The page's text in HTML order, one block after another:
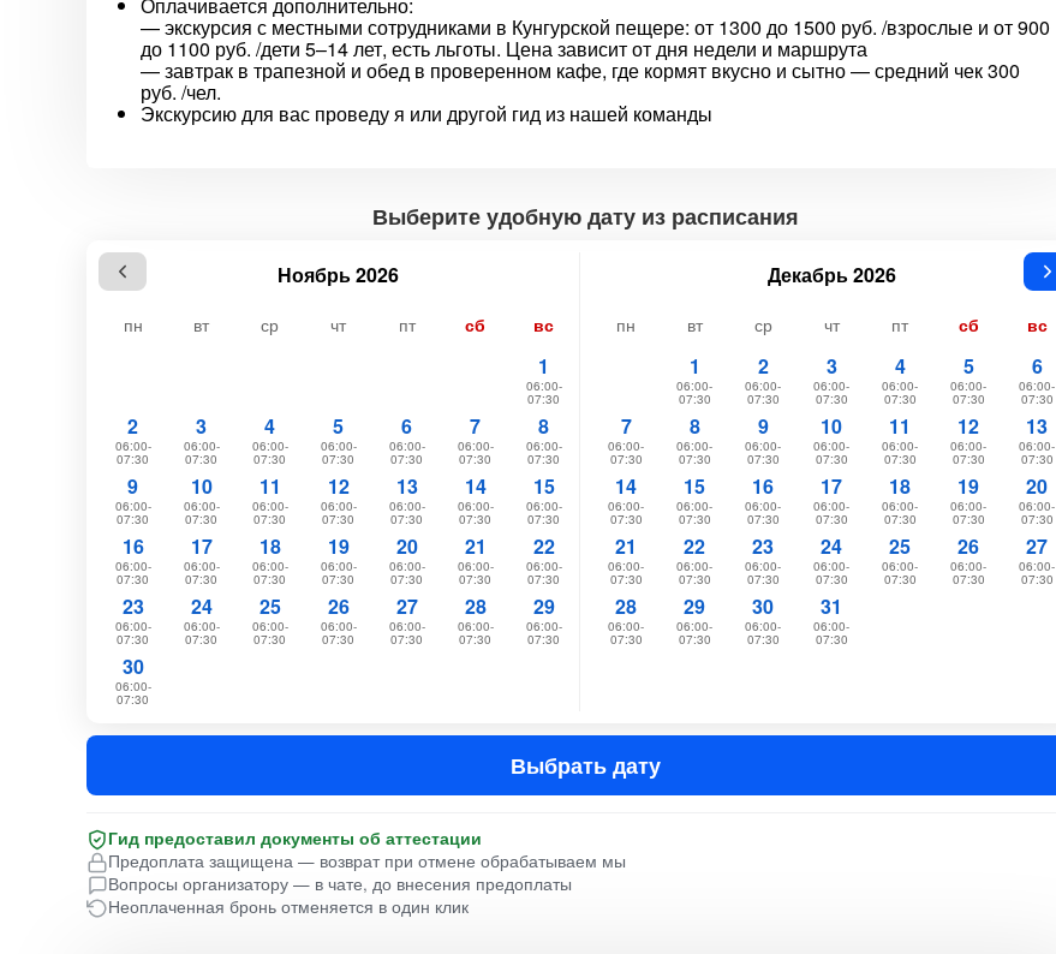
— экскурсия с местными сотрудниками в Кунгурской пещере: от 1300 до 1500 руб. /взрослые и от 900
до 1100 руб. /дети 5–14 лет, есть льготы. Цена зависит от дня недели и маршрута
— завтрак в трапезной и обед в проверенном кафе, где кормят вкусно и сытно — средний чек 300
руб. /чел.
Экскурсию для вас проведу я или другой гид из нашей команды
Выберите удобную дату из расписания
Ноябрь 2026
пн вт ср чт пт сб вс
1
06:00-
07:30
2
06:00-
07:30
3
06:00-
07:30
4
06:00-
07:30
5
06:00-
07:30
6
06:00-
07:30
7
06:00-
07:30
8
06:00-
07:30
9
06:00-
07:30
10
06:00-
07:30
11
06:00-
07:30
12
06:00-
07:30
13
06:00-
07:30
14
06:00-
07:30
15
06:00-
07:30
16
06:00-
07:30
17
06:00-
07:30
18
06:00-
07:30
19
06:00-
07:30
20
06:00-
07:30
21
06:00-
07:30
22
06:00-
07:30
23
06:00-
07:30
24
06:00-
07:30
25
06:00-
07:30
26
06:00-
07:30
27
06:00-
07:30
28
06:00-
07:30
29
06:00-
07:30
30
06:00-
07:30
Декабрь 2026
пн вт ср чт пт сб вс
1
06:00-
07:30
2
06:00-
07:30
3
06:00-
07:30
4
06:00-
07:30
5
06:00-
07:30
6
06:00-
07:30
7
06:00-
07:30
8
06:00-
07:30
9
06:00-
07:30
10
06:00-
07:30
11
06:00-
07:30
12
06:00-
07:30
13
06:00-
07:30
14
06:00-
07:30
15
06:00-
07:30
16
06:00-
07:30
17
06:00-
07:30
18
06:00-
07:30
19
06:00-
07:30
20
06:00-
07:30
21
06:00-
07:30
22
06:00-
07:30
23
06:00-
07:30
24
06:00-
07:30
25
06:00-
07:30
26
06:00-
07:30
27
06:00-
07:30
28
06:00-
07:30
29
06:00-
07:30
30
06:00-
07:30
31
06:00-
07:30
Выбрать дату
Гид предоставил документы об аттестации
Предоплата защищена — возврат при отмене обрабатываем мы
Вопросы организатору — в чате, до внесения предоплаты
Неоплаченная бронь отменяется в один клик